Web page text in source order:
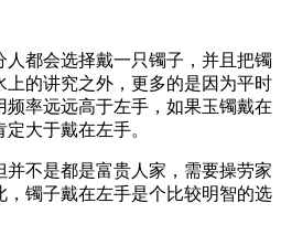
人都会选择戴一只镯子，并且把镯
的讲究之外，更多的是因为平时
率远远高于左手，如果玉镯戴在
大于戴在左手。
不是都是富贵人家，需要操劳家
镯子戴在左手是个比较明智的选